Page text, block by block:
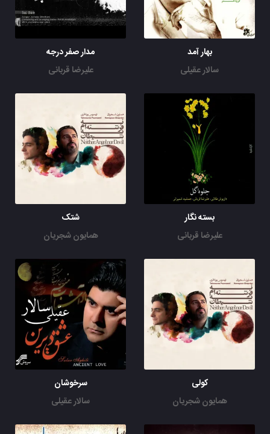
بهار آمد
سالار عقیلی
مدار صفر درجه
علیرضا قربانی
بسته نگار
علیرضا قربانی
شتک
همایون شجریان
کولی
همایون شجریان
سرخوشان
سالار عقیلی